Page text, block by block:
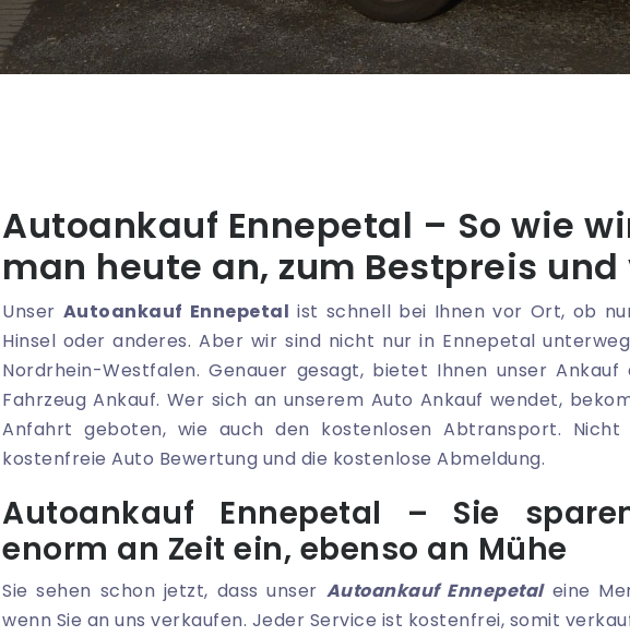
Autoankauf Ennepetal – So wie
man heute an, zum Bestpreis und
Unser Autoankauf Ennepetal ist schnell bei Ihnen vor Ort, ob
Hinsel oder anderes. Aber wir sind nicht nur in Ennepetal
Nordrhein-Westfalen. Genauer gesagt, bietet Ihnen unser Ankauf
Fahrzeug Ankauf. Wer sich an unserem Auto Ankauf wendet,
Anfahrt geboten, wie auch den kostenlosen Abtransport. Nicht
kostenfreie Auto Bewertung und die kostenlose Abmeldung.
Autoankauf Ennepetal – Sie
enorm an Zeit ein, ebenso an Mühe
Sie sehen schon jetzt, dass unser Autoankauf Ennepetaleine
wenn Sie an uns verkaufen. Jeder Service ist kostenfrei, somit